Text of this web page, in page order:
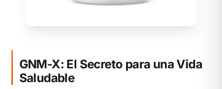
GNM-X: El Secreto para una Vida
Saludable